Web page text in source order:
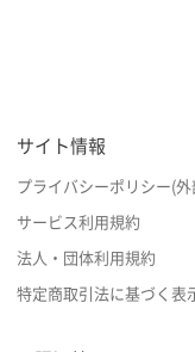
サイト情報
プライバシーポリシー(
サービス利用規約
法人・団体利用規約
特定商取引法に基づく表